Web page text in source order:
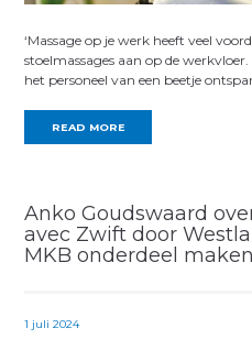
‘Massage op je werk heeft veel
stoelmassages aan op de
het personeel van een beetje
READ MORE
Anko Goudswaard
avec Zwift door
MKB onder­deel
1 juli 2024